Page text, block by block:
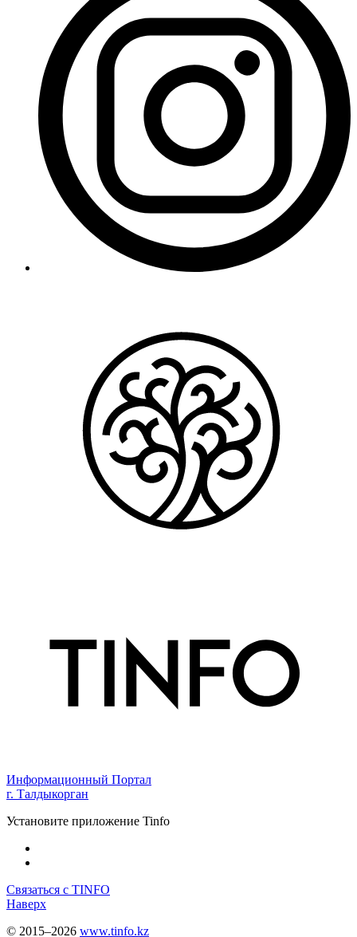
Информационный Портал
г. Талдыкорган
Установите приложение Tinfo
Связаться с TINFO
Наверх
© 2015–2026 www.tinfo.kz